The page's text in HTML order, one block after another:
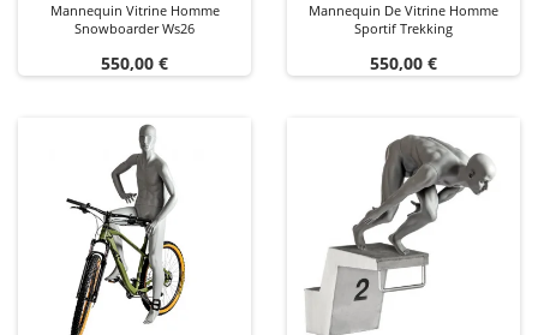
Mannequin Vitrine Homme
Snowboarder Ws26
Prix
550,00 €
Mannequin De Vitrine Homme
Sportif Trekking
Prix
550,00 €